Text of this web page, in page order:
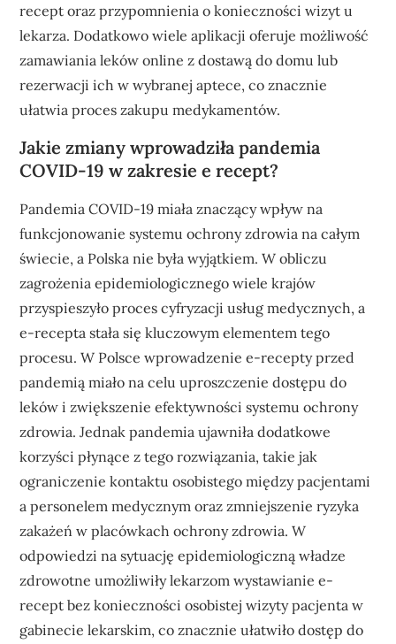
recept oraz przypomnienia o konieczności wizyt u
lekarza. Dodatkowo wiele aplikacji oferuje możliwość
zamawiania leków online z dostawą do domu lub
rezerwacji ich w wybranej aptece, co znacznie
ułatwia proces zakupu medykamentów.
Jakie zmiany wprowadziła pandemia
COVID-19 w zakresie e recept?
Pandemia COVID-19 miała znaczący wpływ na
funkcjonowanie systemu ochrony zdrowia na całym
świecie, a Polska nie była wyjątkiem. W obliczu
zagrożenia epidemiologicznego wiele krajów
przyspieszyło proces cyfryzacji usług medycznych, a
e-recepta stała się kluczowym elementem tego
procesu. W Polsce wprowadzenie e-recepty przed
pandemią miało na celu uproszczenie dostępu do
leków i zwiększenie efektywności systemu ochrony
zdrowia. Jednak pandemia ujawniła dodatkowe
korzyści płynące z tego rozwiązania, takie jak
ograniczenie kontaktu osobistego między pacjentami
a personelem medycznym oraz zmniejszenie ryzyka
zakażeń w placówkach ochrony zdrowia. W
odpowiedzi na sytuację epidemiologiczną władze
zdrowotne umożliwiły lekarzom wystawianie e-
recept bez konieczności osobistej wizyty pacjenta w
gabinecie lekarskim, co znacznie ułatwiło dostęp do